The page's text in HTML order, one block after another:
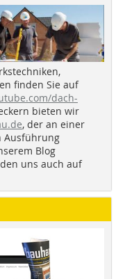
finden Sie auf
dach-
bieten wir
, der an einer
Ausführung
Blog
uns auch auf